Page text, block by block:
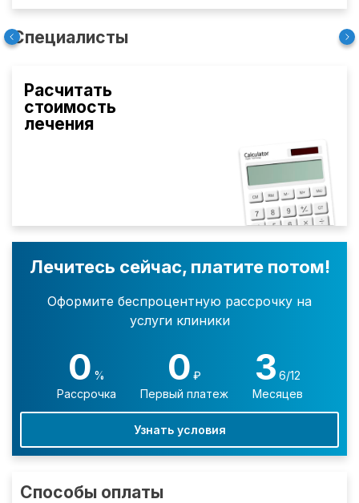
Специалисты
Расчитать
стоимость
лечения
Лечитесь сейчас, платите потом!
Оформите беспроцентную рассрочку на
услуги клиники
0 %
Рассрочка
0 ₽
Первый платеж
3 6/12
Месяцев
Узнать условия
Способы оплаты